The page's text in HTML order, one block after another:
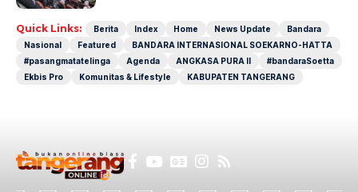
Quick Links: Berita Index Home News Update
Bandara
Nasional
Featured
BANDARA INTERNASIONAL SOEKARNO-HATTA
#pasangmatatelinga
Agenda ANGKASA PURA II
#bandaraSoetta
Ekbis Pro
Komunitas & Lifestyle KABUPATEN TANGERANG